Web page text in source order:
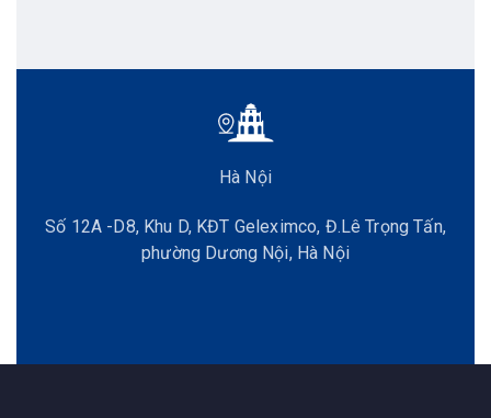
Hà Nội
Số 12A -D8, Khu D, KĐT Geleximco, Đ.Lê Trọng Tấn,
phường Dương Nội, Hà Nội